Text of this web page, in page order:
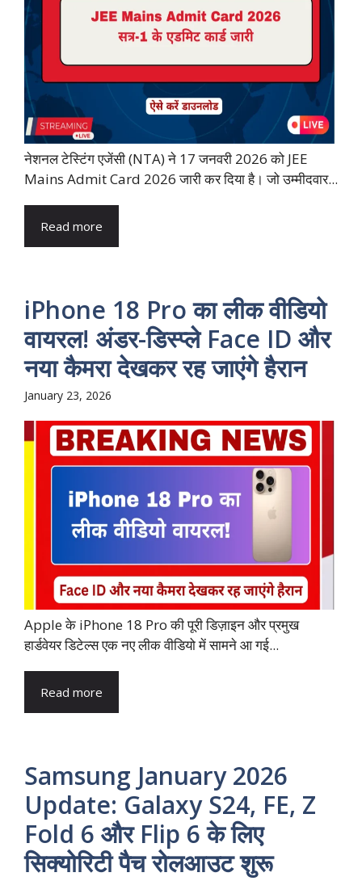
नेशनल टेस्टिंग एजेंसी (NTA) ने 17 जनवरी 2026 को JEE
Mains Admit Card 2026 जारी कर दिया है। जो उम्मीदवार...
Read more
iPhone 18 Pro का लीक वीडियो
वायरल! अंडर-डिस्प्ले Face ID और
नया कैमरा देखकर रह जाएंगे हैरान
January 23, 2026
Apple के iPhone 18 Pro की पूरी डिज़ाइन और प्रमुख
हार्डवेयर डिटेल्स एक नए लीक वीडियो में सामने आ गई...
Read more
Samsung January 2026
Update: Galaxy S24, FE, Z
Fold 6 और Flip 6 के लिए
सिक्योरिटी पैच रोलआउट शुरू